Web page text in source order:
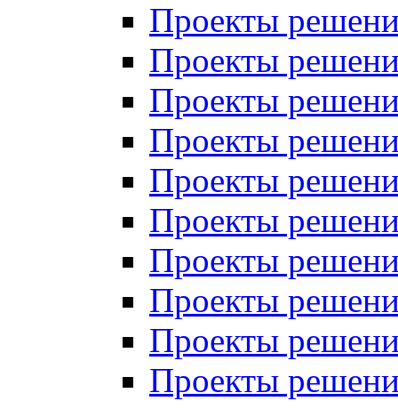
Проекты
Проекты
Проекты
Проекты
Проекты
Проекты
Проекты
Проекты
Проекты
Проекты